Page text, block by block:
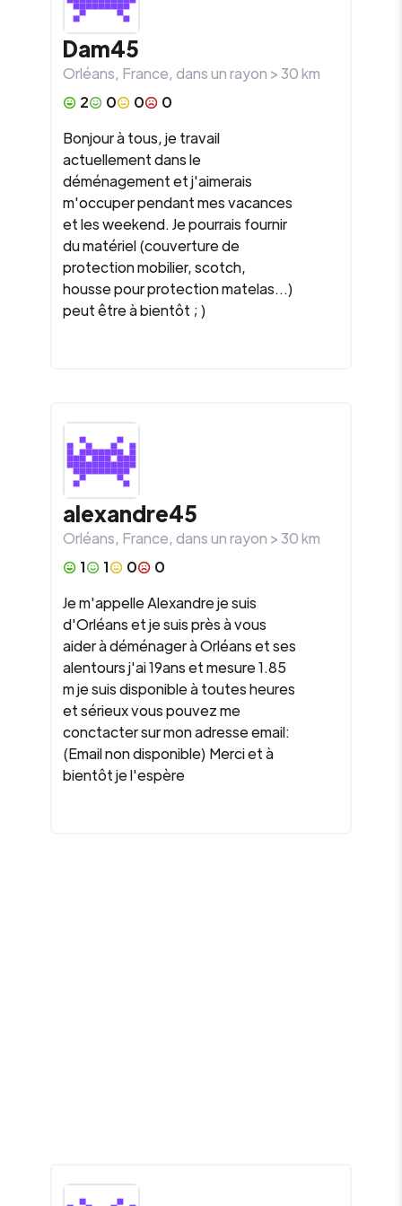
Dam45
Orléans, France, dans un rayon >30km
2
0 0
0
Bonjour à tous, je travail
actuellement dans le
déménagement et j'aimerais
m'occuper pendant mes vacances
et les weekend. Je pourrais fournir
du matériel (couverture de
protection mobilier, scotch,
housse pour protection matelas...)
peut être à bientôt ; )
alexandre45
Orléans, France, dans un rayon >30km
1
1 0
0
Je m'appelle Alexandre je suis
d'Orléans et je suis près à vous
aider à déménager à Orléans et ses
alentours j'ai 19ans et mesure 1.85
m je suis disponible à toutes heures
et sérieux vous pouvez me
conctacter sur mon adresse email:
(Email non disponible) Merci et à
bientôt je l'espère